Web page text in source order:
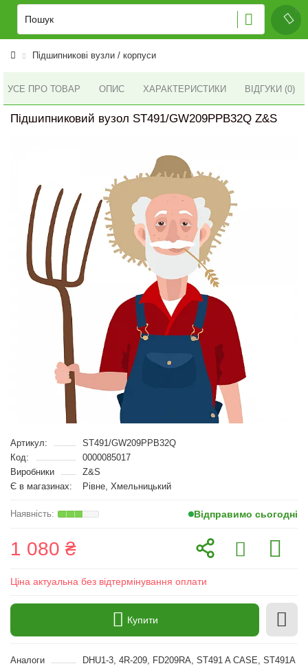
Підшипникові вузли / корпуси
УСЕ ПРО ТОВАР ОПИС ХАРАКТЕРИСТИКИ ВІДГУКИ (0)
Підшипниковий вузол ST491/GW209PPB32Q Z&S
Артикул:
ST491/GW209PPB32Q
Код:
0000085017
Виробники
Z&S
Є в магазинах:
Рівне, Хмельницький
Відправимо сьогодні
1 080 ₴
Ціна актуальна без відтермінування оплати
Купити
Аналоги
DHU1-3, 4R-209, FD209RA, ST491 A CASE, ST491A